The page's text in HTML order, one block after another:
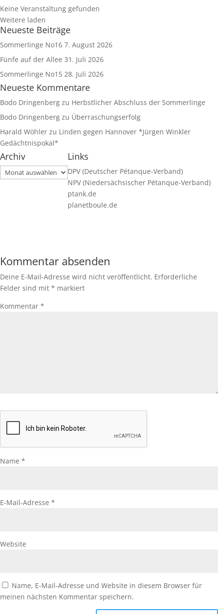
Keine Veranstaltung gefunden
Weitere laden
Neueste Beiträge
Sommerlinge No16 7. August 2026
Fünfe auf der Allee 31. Juli 2026
Sommerlinge No15 28. Juli 2026
Neueste Kommentare
Bodo Dringenberg zu Herbstlicher Abschluss der Sommerlinge
Bodo Dringenberg zu Überraschungserfolg
Harald Wöhler zu Linden gegen Hannover *Jürgen Winkler
Gedächtnispokal*
Archiv
Archiv
Links
DPV (Deutscher Pétanque-Verband)
NPV (Niedersächsischer Pétanque-Verband)
ptank.de
planetboule.de
Kommentar absenden
Deine E-Mail-Adresse wird nicht veröffentlicht. Erforderliche
Felder sind mit * markiert
Kommentar *
Name *
E-Mail-Adresse *
Website
Name, E-Mail-Adresse und Website in diesem Browser für
meinen nächsten Kommentar speichern.